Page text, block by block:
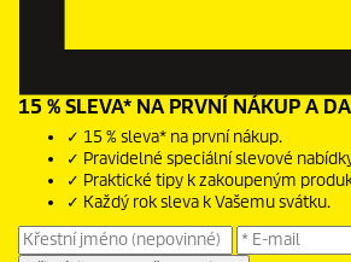
15 % SLEVA* NA PRVNÍ NÁKUP A
✓ 15 % sleva* na první nákup.
✓ Pravidelné speciální slevové
✓ Praktické tipy k zakoupeným
✓ Každý rok sleva k Vašemu svátku.